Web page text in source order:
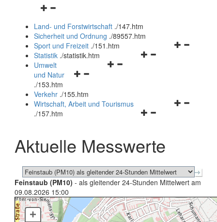
Navigationsmenü
und
schließen
Land- und Forstwirtschaft ./147.htm
Sicherheit und Ordnung ./89557.htm
Navigationsmenü
Sport und Freizeit ./151.htm
Navigationsmenü
Statistik ./statistik.htm
Navigationsmenü
und
schließen
Umwelt
und Natur
./153.htm
Verkehr ./155.htm
Navigationsmenü
schließen
Wirtschaft, Arbeit und Tourismus
./157.htm
Aktuelle Messwerte
Feinstaub (PM10) - als gleitender 24-Stunden Mittelwert am
09.08.2026 15:00
+